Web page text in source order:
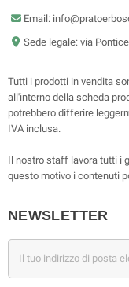
Email:
Sede legale: via
Tutti i prodotti in vendita
all'interno della scheda
potrebbero differire
IVA inclusa.
Il nostro staff lavora tutti i
questo motivo i contenuti
NEWSLETTER